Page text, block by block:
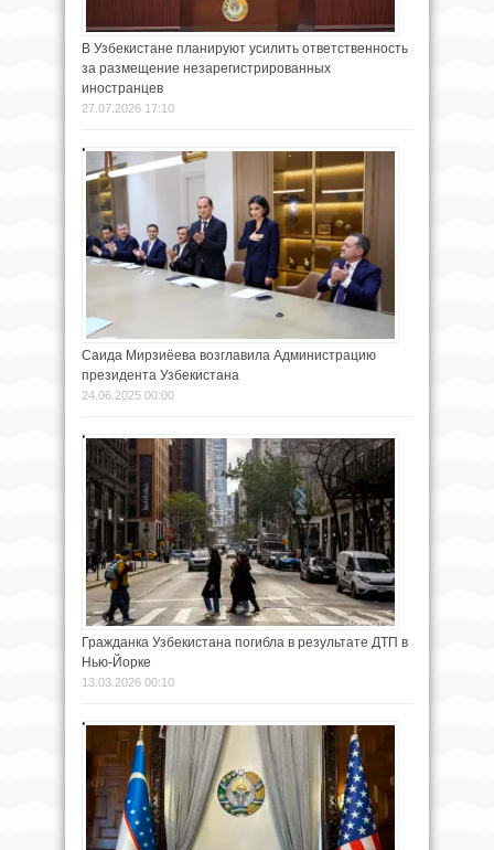
В Узбекистане планируют усилить ответственность
за размещение незарегистрированных
иностранцев
27.07.2026 17:10
Саида Мирзиёева возглавила Администрацию
президента Узбекистана
24.06.2025 00:00
Гражданка Узбекистана погибла в результате ДТП в
Нью-Йорке
13.03.2026 00:10